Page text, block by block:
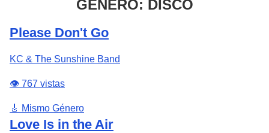
GÉNERO: DISCO
Please Don't Go
KC & The Sunshine Band
👁️ 767 vistas
🎸 Mismo Género
Love Is in the Air